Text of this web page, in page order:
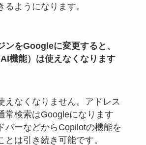
るようになります。
ンをGoogleに変更すると、
機能）は使えなくなります
えなくなりません。アドレス
常検索はGoogleになります
バーなどからCopilotの機能を
とは引き続き可能です。